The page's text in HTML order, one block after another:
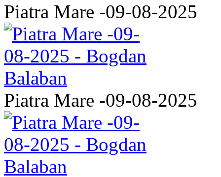
Piatra Mare -09-08-2025
Piatra Mare -09-08-2025